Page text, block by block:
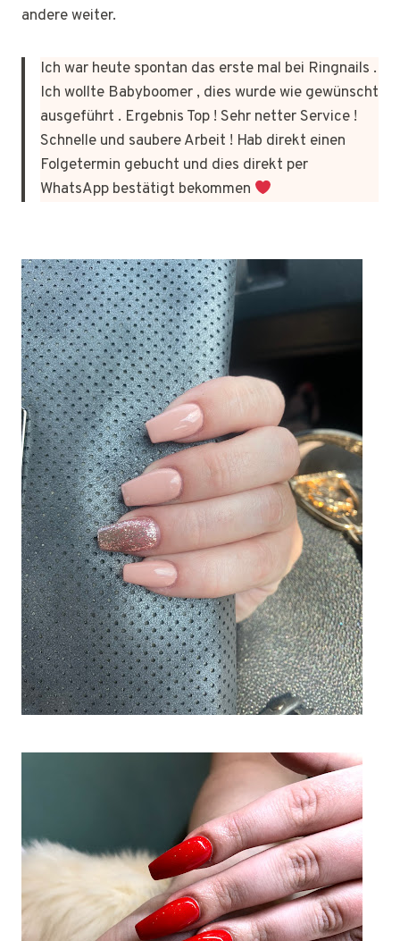
andere weiter.
Ich war heute spontan das erste mal bei Ringnails .
Ich wollte Babyboomer , dies wurde wie gewünscht
ausgeführt . Ergebnis Top ! Sehr netter Service !
Schnelle und saubere Arbeit ! Hab direkt einen
Folgetermin gebucht und dies direkt per
WhatsApp bestätigt bekommen